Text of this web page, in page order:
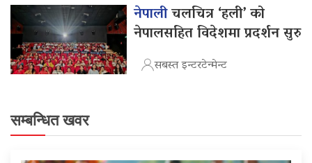
नेपालीचलचित्र ‘हली’ को
नेपालसहित विदेशमा प्रदर्शन सुरु
सबस्त इन्टरटेन्मेन्ट
सम्बन्धित खवर